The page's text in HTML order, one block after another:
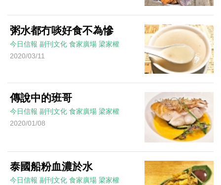
粥水都冇啖好食不為慘
今日信報 副刊文化 食家廣場 梁家權
2020/03/11
傳說中的班哥
今日信報 副刊文化 食家廣場 梁家權
2020/01/08
泰國船粉血濃於水
今日信報 副刊文化 食家廣場 梁家權